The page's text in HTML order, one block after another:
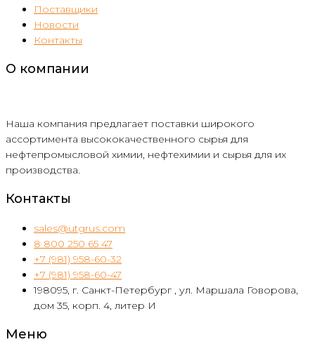
Поставщики
Новости
Контакты
О компании
Наша компания предлагает поставки широкого
ассортимента высококачественного сырья для
нефтепромысловой химии, нефтехимии и сырья для их
производства.
Контакты
sales@utgrus.com
8 800 250 65 47
+7 (981) 958-60-32
+7 (981) 958-60-47
198095, г. Санкт-Петербург , ул. Маршала Говорова,
дом 35, корп. 4, литер И
Меню